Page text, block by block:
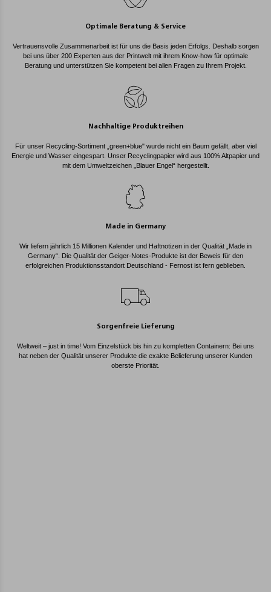
Optimale Beratung & Service
Vertrauensvolle Zusammenarbeit ist für uns die Basis jeden Erfolgs. Deshalb sorgen
bei uns über 200 Experten aus der Printwelt mit ihrem Know-how für optimale
Beratung und unterstützen Sie kompetent bei allen Fragen zu Ihrem Projekt.
Nachhaltige Produktreihen
Für unser Recycling-Sortiment „green+blue" wurde nicht ein Baum gefällt, aber viel
Energie und Wasser eingespart. Unser Recyclingpapier wird aus 100% Altpapier und
mit dem Umweltzeichen „Blauer Engel“ hergestellt.
Made in Germany
Wir liefern jährlich 15 Millionen Kalender und Haftnotizen in der Qualität „Made in
Germany“. Die Qualität der Geiger-Notes-Produkte ist der Beweis für den
erfolgreichen Produktionsstandort Deutschland - Fernost ist fern geblieben.
Sorgenfreie Lieferung
Weltweit – just in time! Vom Einzelstück bis hin zu kompletten Containern: Bei uns
hat neben der Qualität unserer Produkte die exakte Belieferung unserer Kunden
oberste Priorität.